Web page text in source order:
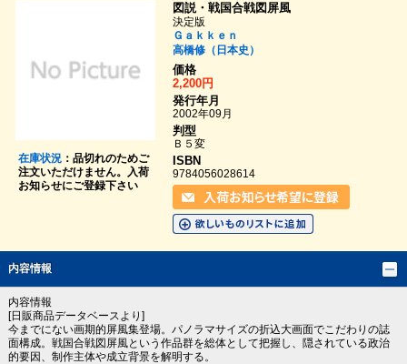
在庫状況：品切れのためご
注文いただけません。入荷
お知らせにご登録下さい
図説・戦国合戦図屏風
決定版
Ｇａｋｋｅｎ
高橋修（日本史）
価格
2,200円
発行年月
2002年09月
判型
Ｂ５変
ISBN
9784056028614
内容情報
内容情報
[日販商品データベースより]
今までにない画期的屏風集登場。パノラマサイズの折込大画面でこだわりの誌
面構成。戦国合戦図屏風という作品群を総体として把握し、隠されている政治
的要因、制作主体や成立背景を解明する。